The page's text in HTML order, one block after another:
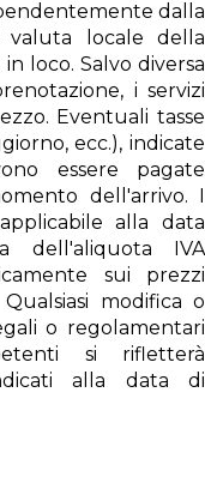
dalla
valuta locale della
loco. Salvo diversa
i servizi
Eventuali tasse
ecc.), indicate
essere pagate
dell'arrivo. I
alla data
dell'aliquota IVA
sui prezzi
modifica o
o regolamentari
si rifletterà
alla data di